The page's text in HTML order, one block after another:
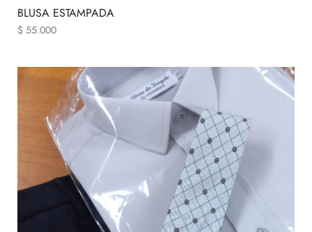
BLUSA ESTAMPADA
$ 55.000